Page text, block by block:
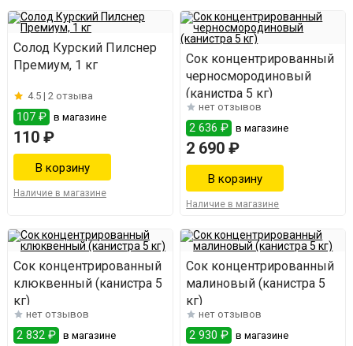
Солод Курский Пилснер
Премиум, 1 кг
4.5 | 2 отзыва
107 ₽ в магазине
110 ₽
Наличие в магазине
Сок концентрированный
черносмородиновый
(канистра 5 кг)
нет отзывов
2 636 ₽ в магазине
2 690 ₽
Наличие в магазине
Сок концентрированный
клюквенный (канистра 5
кг)
нет отзывов
2 832 ₽ в магазине
Сок концентрированный
малиновый (канистра 5
кг)
нет отзывов
2 930 ₽ в магазине